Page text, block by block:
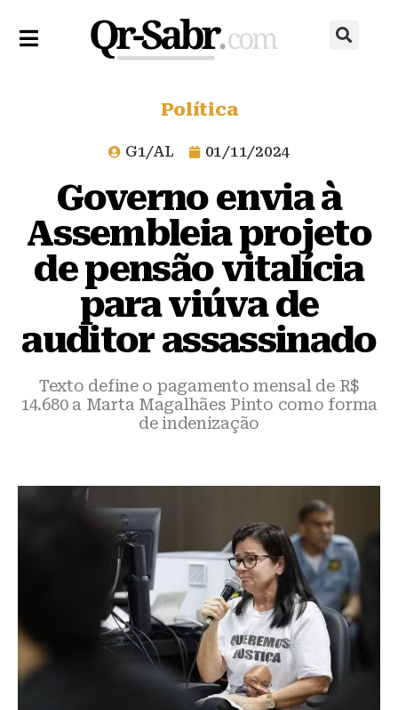
Política
G1/AL 01/11/2024
Governo envia à
Assembleia projeto
de pensão vitalícia
para viúva de
auditor assassinado
Texto define o pagamento mensal de R$
14.680 a Marta Magalhães Pinto como forma
de indenização